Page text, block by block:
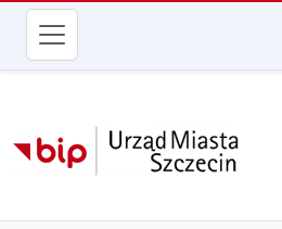
przejdź do głównego menu